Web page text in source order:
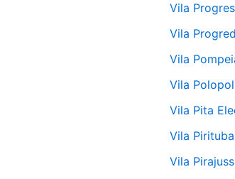
Vila
Vila
Vila
Vila
Vila Pita
Vila
Vila